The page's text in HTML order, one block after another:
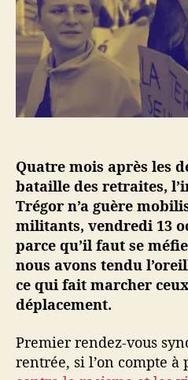
’
a
r
t
Quatre mois après les
bataille des retraites,
Trégor n’a guère
militants, vendredi 13
parce qu’il faut se
nous avons tendu
ce qui fait marcher
déplacement.
Premier rendez-vous
rentrée, si l’on compte à